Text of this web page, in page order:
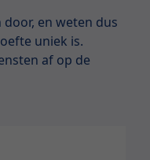
en weten dus
uniek is.
af op de